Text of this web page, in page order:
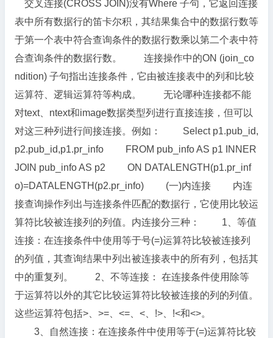
交叉连接(CROSS JOIN)没有Where 子句，它返回连接
表中所有数据行的笛卡尔积，其结果集合中的数据行数等
于第一个表中符合查询条件的数据行数乘以第二个表中符
合查询条件的数据行数。 连接操作中的ON (join_co
ndition) 子句指出连接条件，它由被连接表中的列和比较
运算符、逻辑运算符等构成。 无论哪种连接都不能
对text、ntext和image数据类型列进行直接连接，但可以
对这三种列进行间接连接。例如： Select p1.pub_id,
p2.pub_id,p1.pr_info FROM pub_info AS p1 INNER
JOIN pub_info AS p2 ON DATALENGTH(p1.pr_inf
o)=DATALENGTH(p2.pr_info) (一)内连接 内连
接查询操作列出与连接条件匹配的数据行，它使用比较运
算符比较被连接列的列值。内连接分三种： 1、等值
连接：在连接条件中使用等于号(=)运算符比较被连接列
的列值，其查询结果中列出被连接表中的所有列，包括其
中的重复列。 2、不等连接： 在连接条件使用除等
于运算符以外的其它比较运算符比较被连接的列的列值。
这些运算符包括>、>=、<=、<、!>、!<和<>。
3、自然连接：在连接条件中使用等于(=)运算符比较